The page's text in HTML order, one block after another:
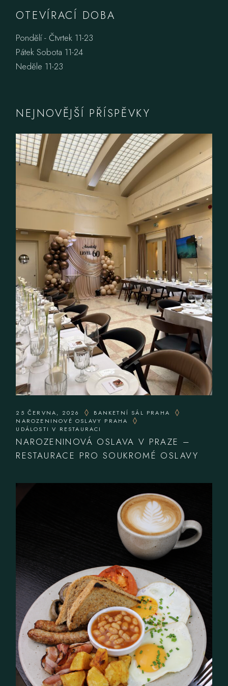
OTEVÍRACÍ DOBA
Pondělí - Čtvrtek 11-23
Pátek Sobota 11-24
Neděle 11-23
NEJNOVĚJŠÍ PŘÍSPĚVKY
25 ČERVNA, 2026
BANKETNÍ SÁL PRAHA
NAROZENINOVÉ OSLAVY PRAHA
UDÁLOSTI V RESTAURACI
NAROZENINOVÁ OSLAVA V PRAZE –
RESTAURACE PRO SOUKROMÉ OSLAVY